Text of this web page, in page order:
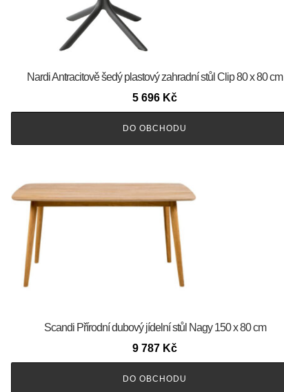
Nardi Antracitově šedý plastový zahradní stůl Clip 80 x 80 cm
5 696 Kč
DO OBCHODU
Scandi Přírodní dubový jídelní stůl Nagy 150 x 80 cm
9 787 Kč
DO OBCHODU